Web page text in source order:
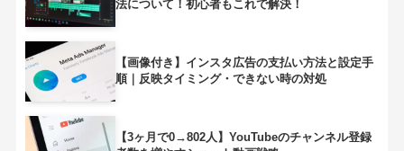
法について！初心者もこれで解決！
【画像付き】インスタ広告の支払い方法と設定手
順｜反映タイミング・できない時の対処
【3ヶ月で0→802人】YouTubeのチャンネル登録